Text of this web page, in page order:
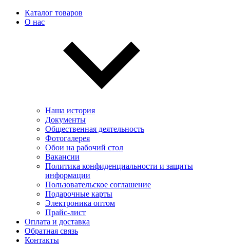
Каталог товаров
О нас
Наша история
Документы
Общественная деятельность
Фотогалерея
Обои на рабочий стол
Вакансии
Политика конфиденциальности и защиты
информации
Пользовательскоe соглашение
Подарочные карты
Электроника оптом
Прайс-лист
Оплата и доставка
Обратная связь
Контакты